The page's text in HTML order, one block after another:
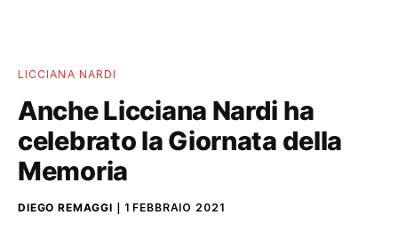
LICCIANA NARDI
Anche Licciana Nardi ha
celebrato la Giornata della
Memoria
DIEGO REMAGGI 1 FEBBRAIO 2021